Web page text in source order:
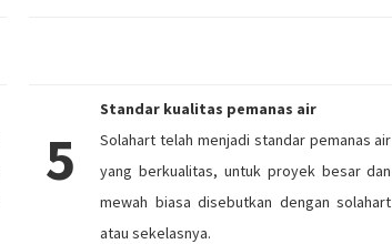
5
Standar kualitas pemanas air
Solahart telah menjadi standar pemanas air
yang berkualitas, untuk proyek besar dan
mewah biasa disebutkan dengan solahart
atau sekelasnya.